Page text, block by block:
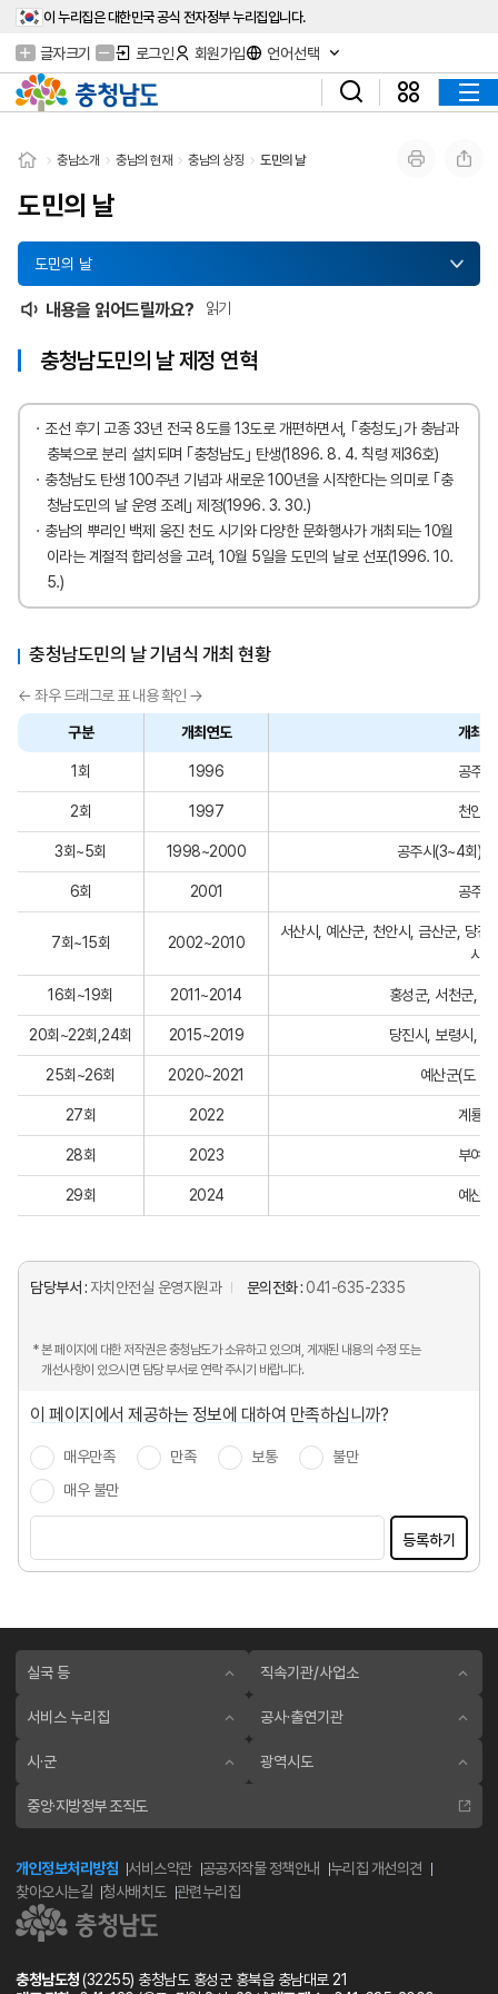
이 누리집은 대한민국 공식 전자정부 누리집입니다.
글자크기 로그인 회원가입 언어선택
충남소개 충남의 현재 충남의 상징 도민의 날
도민의 날
도민의 날
내용을 읽어드릴까요? 읽기
충청남도민의 날 제정 연혁
조선 후기 고종 33년 전국 8도를 13도로 개편하면서, ｢충청도｣가 충남과
충북으로 분리 설치되며 ｢충청남도｣ 탄생(1896. 8. 4. 칙령 제36호)
충청남도 탄생 100주년 기념과 새로운 100년을 시작한다는 의미로 ｢충
청남도민의 날 운영 조례｣ 제정(1996. 3. 30.)
충남의 뿌리인 백제 웅진 천도 시기와 다양한 문화행사가 개최되는 10월
이라는 계절적 합리성을 고려, 10월 5일을 도민의 날로 선포(1996. 10.
5.)
충청남도민의 날 기념식 개최 현황
구분 개최연도 개최지
1회 1996 공주시
2회 1997 천안시
3회~5회 1998~2000 공주시(3~4회),
6회 2001 공주시
7회~15회 2002~2010
서산시, 예산군, 천안시, 금산군, 당진
시
16회~19회 2011~2014 홍성군, 서천군,
20회~22회,24회 2015~2019 당진시, 보령시,
25회~26회 2020~2021 예산군(도 문
27회 2022 계룡시
28회 2023 부여군
29회 2024 예산군
담당부서 : 자치안전실 운영지원과 문의전화 : 041-635-2335
* 본 페이지에 대한 저작권은 충청남도가 소유하고 있으며, 게재된 내용의 수정 또는
개선사항이 있으시면 담당 부서로 연락 주시기 바랍니다.
이 페이지에서 제공하는 정보에 대하여 만족하십니까?
매우만족 만족 보통
불만
매우 불만
등록하기
실국 등 직속기관/사업소
서비스 누리집 공사·출연기관
시·군 광역시도
중앙·지방정부 조직도
개인정보처리방침 서비스약관 공공저작물 정책안내
누리집 개선의견
찾아오시는길
청사배치도 관련누리집
충청남도청(32255) 충청남도 홍성군 홍북읍 충남대로 21